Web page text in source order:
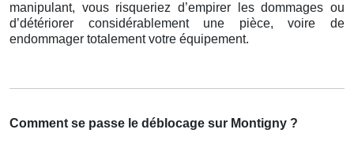
manipulant, vous risqueriez d’empirer les dommages ou
d’détériorer considérablement une pièce, voire de
endommager totalement votre équipement.
Comment se passe le déblocage sur Montigny ?